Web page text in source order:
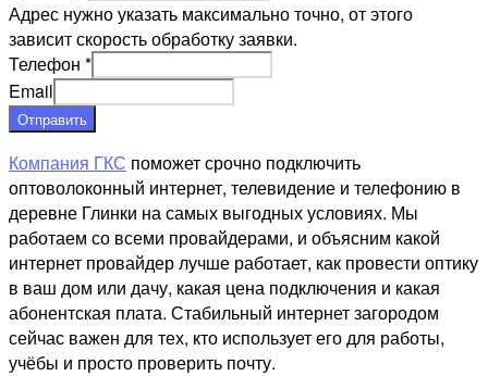
Адрес нужно указать максимально точно, от этого
зависит скорость обработку заявки.
Телефон *
Email
Отправить
Компания ГКС поможет срочно подключить
оптоволоконный интернет, телевидение и телефонию в
деревне Глинки на самых выгодных условиях. Мы
работаем со всеми провайдерами, и объясним какой
интернет провайдер лучше работает, как провести оптику
в ваш дом или дачу, какая цена подключения и какая
абонентская плата. Стабильный интернет загородом
сейчас важен для тех, кто использует его для работы,
учёбы и просто проверить почту.